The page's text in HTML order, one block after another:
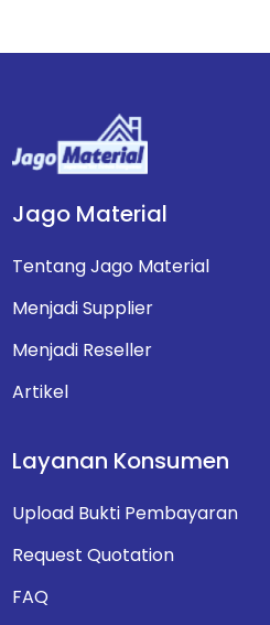
Jago Material
Tentang Jago Material
Menjadi Supplier
Menjadi Reseller
Artikel
Layanan Konsumen
Upload Bukti Pembayaran
Request Quotation
FAQ